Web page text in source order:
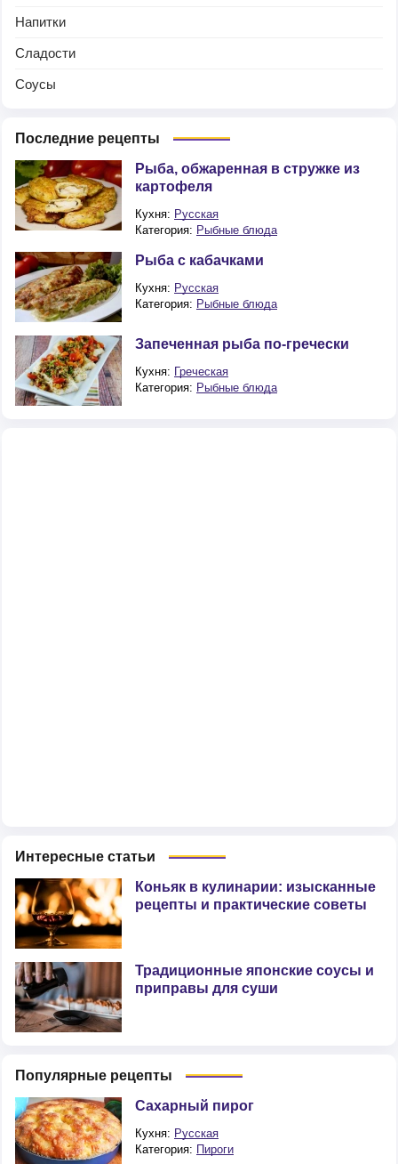
Напитки
Сладости
Соусы
Последние рецепты
Рыба, обжаренная в стружке из
картофеля
Кухня: Русская
Категория: Рыбные блюда
Рыба с кабачками
Кухня: Русская
Категория: Рыбные блюда
Запеченная рыба по-гречески
Кухня: Греческая
Категория: Рыбные блюда
Интересные статьи
Коньяк в кулинарии: изысканные
рецепты и практические советы
Традиционные японские соусы и
приправы для суши
Популярные рецепты
Сахарный пирог
Кухня: Русская
Категория: Пироги